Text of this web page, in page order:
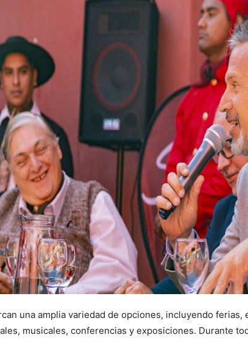
una amplia variedad de opciones, incluyendo ferias,
musicales, conferencias y exposiciones. Durante